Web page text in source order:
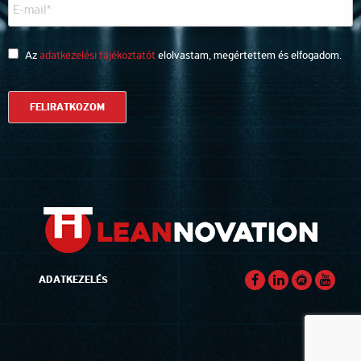
Az adatkezelési tájékoztatót elolvastam, megértettem és elfogadom.
ADATKEZELÉS